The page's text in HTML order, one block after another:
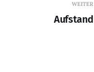
WEITER
Aufstand